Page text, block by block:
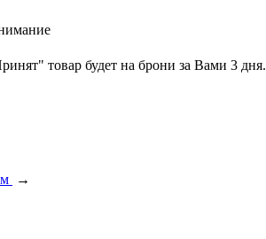
товар будет на брони за Вами 3
→